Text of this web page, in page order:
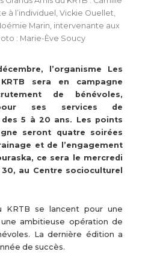
à l’individuel, Vickie Ouellet,
Marin, intervenante aux
: Marie-Ève Soucy
l’organisme Les
sera en campagne
de bénévoles,
pour ses services de
5 à 20 ans. Les points
seront quatre soirées
et de l’engagement
ce sera le mercredi
au Centre socioculturel
KRTB se lancent pour une
ambitieuse opération de
La dernière édition a
de succès.